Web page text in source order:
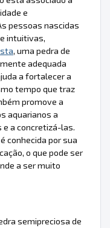
e
pessoas nascidas
intuitivas,
, uma pedra de
adequada
a fortalecer a
tempo que traz
promove a
aquarianos a
e a concretizá-las.
conhecida por sua
o que pode ser
a ser muito
semipreciosa de